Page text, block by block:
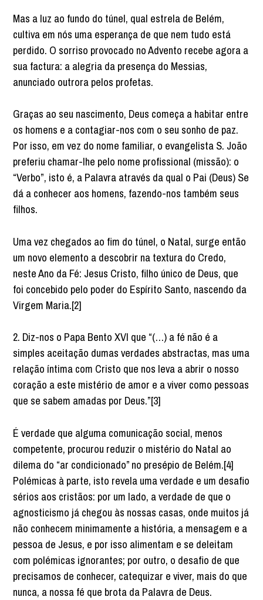
Mas a luz ao fundo do túnel, qual estrela de Belém,
cultiva em nós uma esperança de que nem tudo está
perdido. O sorriso provocado no Advento recebe agora a
sua factura: a alegria da presença do Messias,
anunciado outrora pelos profetas.
Graças ao seu nascimento, Deus começa a habitar entre
os homens e a contagiar-nos com o seu sonho de paz.
Por isso, em vez do nome familiar, o evangelista S. João
preferiu chamar-lhe pelo nome profissional (missão): o
“Verbo”, isto é, a Palavra através da qual o Pai (Deus) Se
dá a conhecer aos homens, fazendo-nos também seus
filhos.
Uma vez chegados ao fim do túnel, o Natal, surge então
um novo elemento a descobrir na textura do Credo,
neste Ano da Fé: Jesus Cristo, filho único de Deus, que
foi concebido pelo poder do Espírito Santo, nascendo da
Virgem Maria.[2]
2. Diz-nos o Papa Bento XVI que “(…) a fé não é a
simples aceitação dumas verdades abstractas, mas uma
relação íntima com Cristo que nos leva a abrir o nosso
coração a este mistério de amor e a viver como pessoas
que se sabem amadas por Deus.”[3]
É verdade que alguma comunicação social, menos
competente, procurou reduzir o mistério do Natal ao
dilema do “ar condicionado” no presépio de Belém.[4]
Polémicas à parte, isto revela uma verdade e um desafio
sérios aos cristãos: por um lado, a verdade de que o
agnosticismo já chegou às nossas casas, onde muitos já
não conhecem minimamente a história, a mensagem e a
pessoa de Jesus, e por isso alimentam e se deleitam
com polémicas ignorantes; por outro, o desafio de que
precisamos de conhecer, catequizar e viver, mais do que
nunca, a nossa fé que brota da Palavra de Deus.